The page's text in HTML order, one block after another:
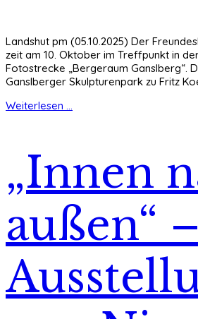
Landshut pm (05.10.2025) Der
zeit am 10. Oktober im Treffpunkt in
Fotostrecke „Bergeraum Ganslberg“.
Ganslberger Skulpturenpark zu Fritz
Weiterlesen ...
„Innen
außen“ –